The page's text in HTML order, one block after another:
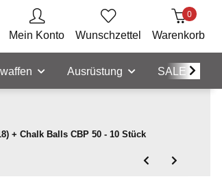
Mein Konto Wunschzettel
0
Warenkorb
Ausrüstung SALE
+ Chalk Balls CBP 50 - 10 Stück